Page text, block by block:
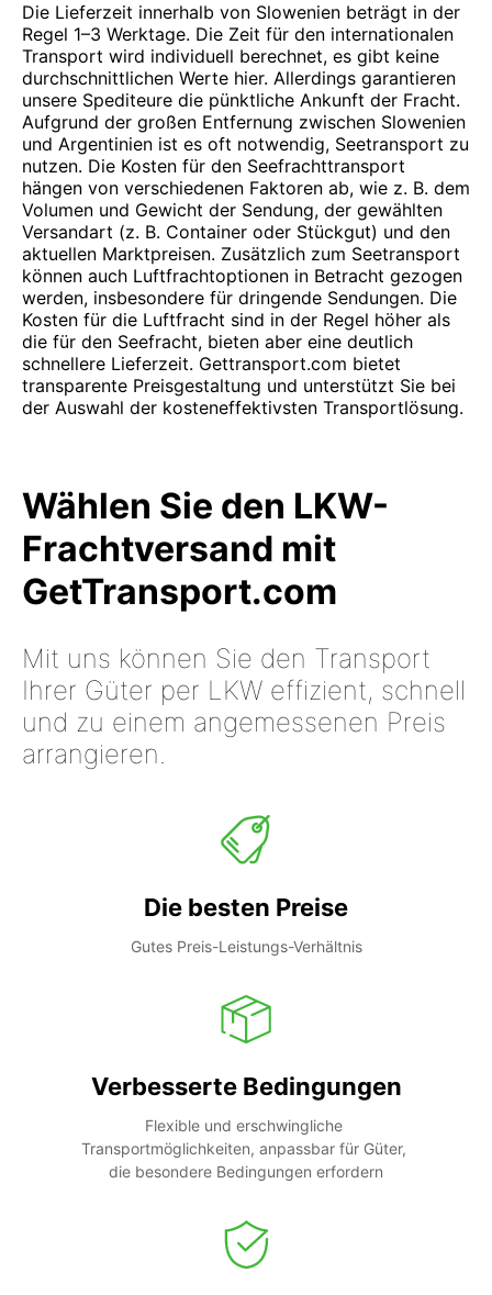
Die Lieferzeit innerhalb von Slowenien beträgt in der
Regel 1–3 Werktage. Die Zeit für den internationalen
Transport wird individuell berechnet, es gibt keine
durchschnittlichen Werte hier. Allerdings garantieren
unsere Spediteure die pünktliche Ankunft der Fracht.
Aufgrund der großen Entfernung zwischen Slowenien
und Argentinien ist es oft notwendig, Seetransport zu
nutzen. Die Kosten für den Seefrachttransport
hängen von verschiedenen Faktoren ab, wie z. B. dem
Volumen und Gewicht der Sendung, der gewählten
Versandart (z. B. Container oder Stückgut) und den
aktuellen Marktpreisen. Zusätzlich zum Seetransport
können auch Luftfrachtoptionen in Betracht gezogen
werden, insbesondere für dringende Sendungen. Die
Kosten für die Luftfracht sind in der Regel höher als
die für den Seefracht, bieten aber eine deutlich
schnellere Lieferzeit. Gettransport.com bietet
transparente Preisgestaltung und unterstützt Sie bei
der Auswahl der kosteneffektivsten Transportlösung.
Wählen Sie den LKW-
Frachtversand mit
GetTransport.com
Mit uns können Sie den Transport
Ihrer Güter per LKW effizient, schnell
und zu einem angemessenen Preis
arrangieren.
Die besten Preise
Gutes Preis-Leistungs-Verhältnis
Verbesserte Bedingungen
Flexible und erschwingliche
Transportmöglichkeiten, anpassbar für Güter,
die besondere Bedingungen erfordern